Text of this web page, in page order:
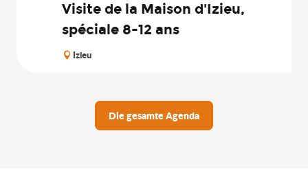
Visite de la Maison d'Izieu,
spéciale 8-12 ans
Izieu
Die gesamte Agenda